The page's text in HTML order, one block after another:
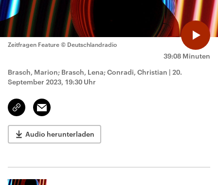
39:08 Minuten
Zeitfragen Feature © Deutschlandradio
Brasch, Marion; Brasch, Lena; Conradi, Christian | 20.
September 2023, 19:30 Uhr
Link
kopieren/teilen
Email
Audio herunterladen